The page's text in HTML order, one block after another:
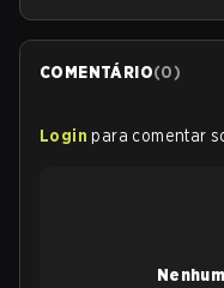
COMENTÁRIO(0)
Login para comentar